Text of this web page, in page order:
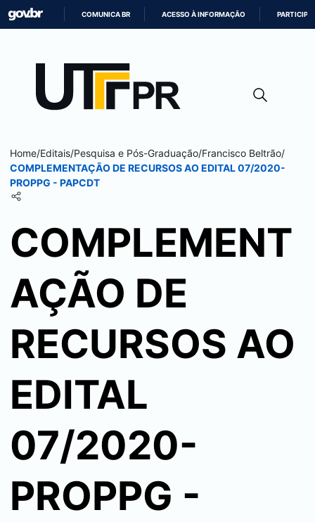
CONTEÚDO
COMUNICA BR ACESSO À INFORMAÇÃO PARTICIPE
Home/Editais/Pesquisa e Pós-Graduação/Francisco Beltrão/
COMPLEMENTAÇÃO DE RECURSOS AO EDITAL 07/2020-
PROPPG - PAPCDT
COMPLEMENT
AÇÃO DE
RECURSOS AO
EDITAL
07/2020-
PROPPG -